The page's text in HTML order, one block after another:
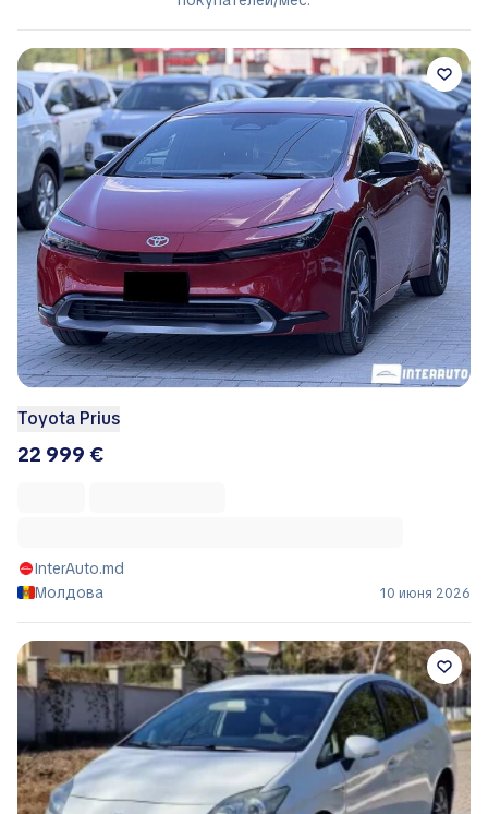
Toyota Prius
22 999 €
InterAuto.md
Молдова
10 июня 2026